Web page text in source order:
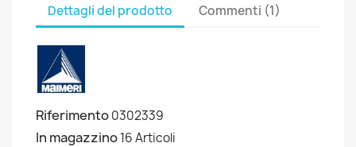
Dettagli del prodotto Commenti (1)
Riferimento0302339
In magazzino16 Articoli